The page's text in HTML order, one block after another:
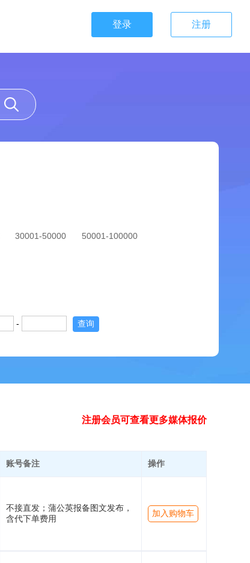
登录 注册
30001-50000
50001-100000
- 查询
注册会员可查看更多媒体报价
账号备注 操作
不接直发；蒲公英报备图文发布，
含代下单费用
加入购物车